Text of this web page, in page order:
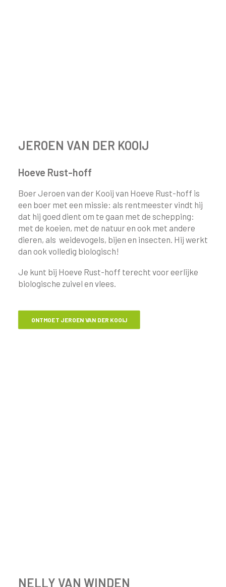
JEROEN VAN DER KOOIJ
Hoeve Rust-hoff
Boer Jeroen van der Kooij van Hoeve Rust-hoff is
een boer met een missie: als rentmeester vindt hij
dat hij goed dient om te gaan met de schepping:
met de koeien, met de natuur en ook met andere
dieren, als weidevogels, bijen en insecten. Hij werkt
dan ook volledig biologisch!
Je kunt bij Hoeve Rust-hoff terecht voor eerlijke
biologische zuivel en vlees.
ONTMOET JEROEN VAN DER KOOIJ
NELLY VAN WINDEN